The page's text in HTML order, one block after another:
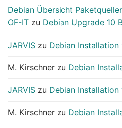
Debian Übersicht
OF-IT zu Debian Upgrade 10
JARVIS zu Debian Installation
M. Kirschner zu Debian
JARVIS zu Debian Installation
M. Kirschner zu Debian